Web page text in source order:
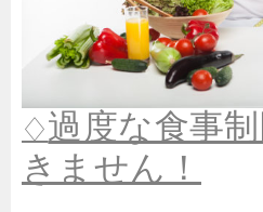
♢過度な食事
きません！